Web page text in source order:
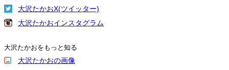
大沢たかおX(ツイッター)
大沢たかおインスタグラム
大沢たかおをもっと知る
大沢たかおの画像